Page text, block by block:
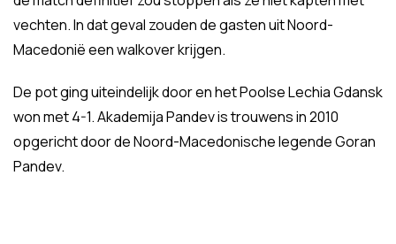
vechten. In dat geval zouden de gasten uit Noord-
Macedonië een walkover krijgen.
De pot ging uiteindelijk door en het Poolse Lechia Gdansk
won met 4-1. Akademija Pandev is trouwens in 2010
opgericht door de Noord-Macedonische legende Goran
Pandev.